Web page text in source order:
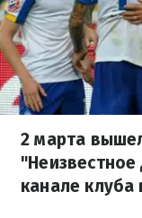
2 марта
канале клуба